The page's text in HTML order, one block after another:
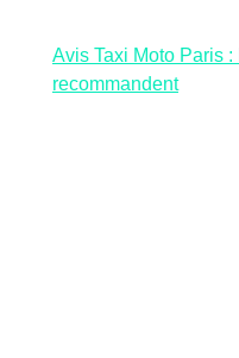
Avis Taxi Moto Paris
recommandent